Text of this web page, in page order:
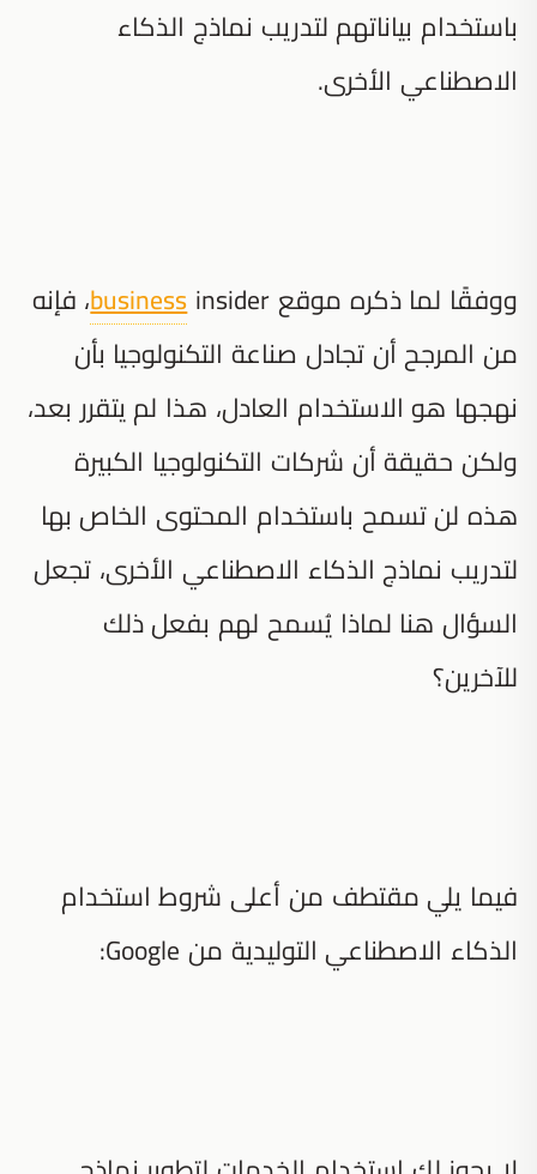
باستخدام بياناتهم لتدريب نماذج الذكاء
الاصطناعي الأخرى.
ووفقًا لما ذكره موقع businessinsider، فإنه
من المرجح أن تجادل صناعة التكنولوجيا بأن
نهجها هو الاستخدام العادل، هذا لم يتقرر بعد،
ولكن حقيقة أن شركات التكنولوجيا الكبيرة
هذه لن تسمح باستخدام المحتوى الخاص بها
لتدريب نماذج الذكاء الاصطناعي الأخرى، تجعل
السؤال هنا لماذا يُسمح لهم بفعل ذلك
للآخرين؟
فيما يلي مقتطف من أعلى شروط استخدام
الذكاء الاصطناعي التوليدية من Google: